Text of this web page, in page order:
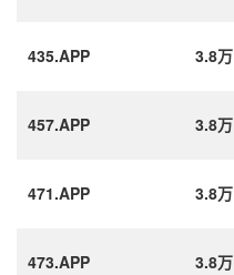
435.APP 3.8万
457.APP 3.8万
471.APP 3.8万
473.APP 3.8万